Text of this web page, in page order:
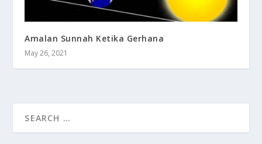
Amalan Sunnah Ketika Gerhana
May 26, 2021